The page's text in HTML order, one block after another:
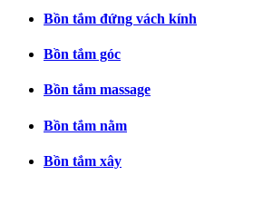
Bồn tắm đứng vách kính
Bồn tắm góc
Bồn tắm massage
Bồn tắm nằm
Bồn tắm xây